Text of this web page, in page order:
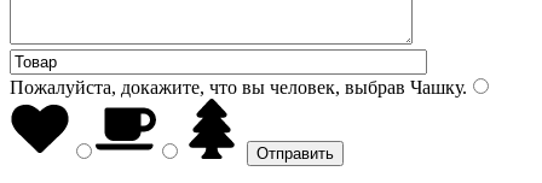
Пожалуйста, докажите, что вы человек, выбрав Чашку.